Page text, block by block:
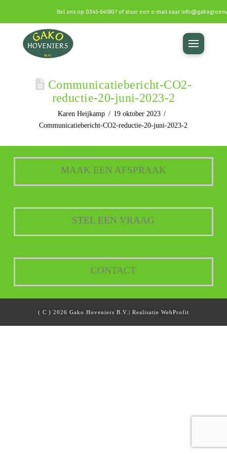
Bel ons op 0345-641807 of stuur een e-mail naar
Communicatiebericht-CO2-
reductie-20-juni-2023-2
Karen Heijkamp
19 oktober 2023
Communicatiebericht-CO2-reductie-20-juni-2023-2
MAAK EEN AFSPRAAK
STEL EEN VRAAG
CONTACT
( C ) 2026 Gako Hoveniers B.V.| Realisatie WebProfit